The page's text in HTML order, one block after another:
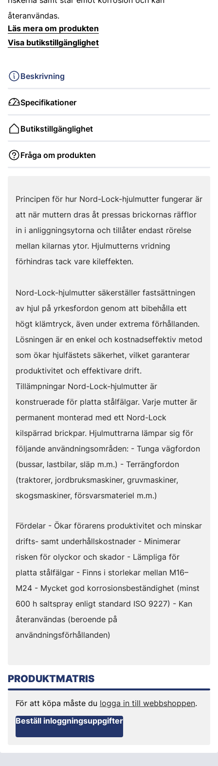
återanvändas.
Läs mera om produkten
Visa butikstillgänglighet
Beskrivning
Specifikationer
Butikstillgänglighet
Fråga om produkten
Principen för hur Nord-Lock-hjulmutter fungerar är
att när muttern dras åt pressas brickornas räfflor
in i anliggningsytorna och tillåter endast rörelse
mellan kilarnas ytor. Hjulmutterns vridning
förhindras tack vare kileffekten.
Nord-Lock-hjulmutter säkerställer fastsättningen
av hjul på yrkesfordon genom att bibehålla ett
högt klämtryck, även under extrema förhållanden.
Lösningen är en enkel och kostnadseffektiv metod
som ökar hjulfästets säkerhet, vilket garanterar
produktivitet och effektivare drift.
Tillämpningar Nord-Lock-hjulmutter är
konstruerade för platta stålfälgar. Varje mutter är
permanent monterad med ett Nord-Lock
kilspärrad brickpar. Hjulmuttrarna lämpar sig för
följande användningsområden: - Tunga vägfordon
(bussar, lastbilar, släp m.m.) - Terrängfordon
(traktorer, jordbruksmaskiner, gruvmaskiner,
skogsmaskiner, försvarsmateriel m.m.)
Fördelar - Ökar förarens produktivitet och minskar
drifts- samt underhållskostnader - Minimerar
risken för olyckor och skador - Lämpliga för
platta stålfälgar - Finns i storlekar mellan M16–
M24 - Mycket god korrosionsbeständighet (minst
600 h saltspray enligt standard ISO 9227) - Kan
återanvändas (beroende på
användningsförhållanden)
PRODUKTMATRIS
För att köpa måste du logga in till webbshoppen.
Beställ inloggningsuppgifter